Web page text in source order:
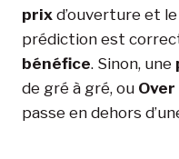
prix d’ouverture et le
prédiction est
bénéfice. Sinon, une
de gré à gré, ou
passe en dehors